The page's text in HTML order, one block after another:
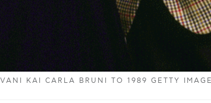
ΚΑΙ CARLA BRUNI ΤΟ 1989 GETTY